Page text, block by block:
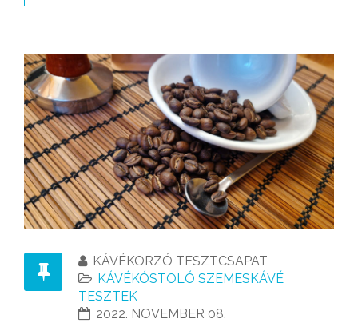
KÁVÉKORZÓ TESZTCSAPAT
KÁVÉKÓSTOLÓ SZEMESKÁVÉ
TESZTEK
2022. NOVEMBER 08.